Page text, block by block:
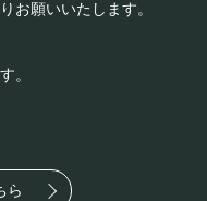
お願いいたします。
。
ら